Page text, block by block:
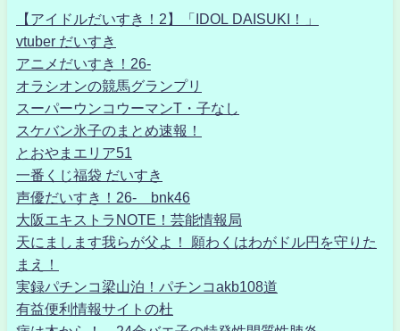
【アイドルだいすき！2】「IDOL DAISUKI！」
vtuber だいすき
アニメだいすき！26-
オラシオンの競馬グランプリ
スーパーウンコウーマンT・子なし
スケバン氷子のまとめ速報！
とおやまエリア51
一番くじ福袋 だいすき
声優だいすき！26- bnk46
大阪エキストラNOTE！芸能情報局
天にまします我らが父よ！ 願わくはわがドル円を守りた
まえ！
実録パチンコ梁山泊！パチンコakb108道
有益便利情報サイトの杜